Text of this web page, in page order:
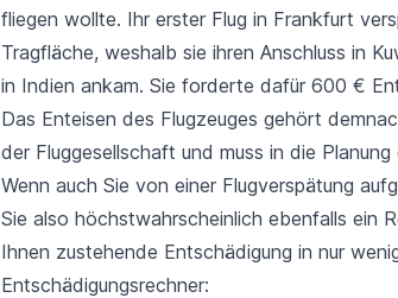
fliegen wollte. Ihr erster Flug in Frankfurt
Tragfläche, weshalb sie ihren Anschluss in
in Indien ankam. Sie forderte dafür 600 €
Das Enteisen des Flugzeuges gehört
der Fluggesellschaft und muss in die
Wenn auch Sie von einer Flugverspätung
Sie also höchstwahrscheinlich ebenfalls ein
Ihnen zustehende Entschädigung in nur
Entschädigungsrechner: